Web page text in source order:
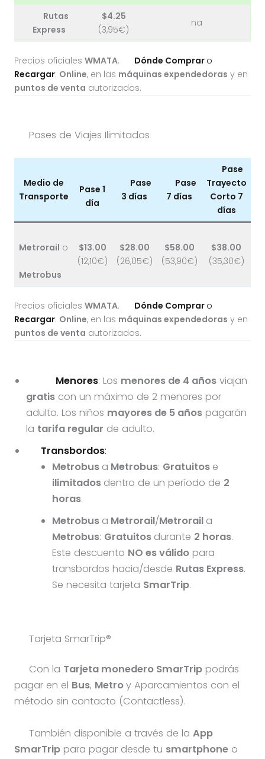
Rutas
Express
$4.25
(3,95€)
na
Precios oficiales WMATA. Dónde Comprar o
Recargar: Online, en las máquinas expendedoras y en
puntos de venta autorizados.
Pases de Viajes Ilimitados
Medio de
Transporte
Pase 1
día
Pase
3 días
Pase
7 días
Pase
Trayecto
Corto 7
días
Metrorail o
Metrobus
$13.00
(12,10€)
$28.00
(26,05€)
$58.00
(53,90€)
$38.00
(35,30€)
Precios oficiales WMATA. Dónde Comprar o
Recargar: Online, en las máquinas expendedoras y en
puntos de venta autorizados.
Menores: Los menores de 4 añosviajan
gratiscon un máximo de 2 menores por
adulto. Los niños mayores de 5 añospagarán
la tarifa regular de adulto.
Transbordos:
Metrobus a Metrobus: Gratuitos e
ilimitados dentro de un período de 2
horas.
Metrobus a Metrorail/Metrorail a
Metrobus: Gratuitos durante 2 horas.
Este descuento NO es válido para
transbordos hacia/desde Rutas Express.
Se necesita tarjeta SmarTrip.
Tarjeta SmarTrip®
Con la Tarjeta monedero SmarTrip podrás
pagar en el Bus, Metroy Aparcamientos con el
método sin contacto (Contactless).
También disponible a través de laApp
SmarTrippara pagar desde tu smartphoneo